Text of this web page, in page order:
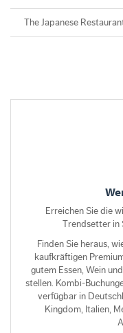
The Japanese
Erreichen Sie die
Trendsetter in
Finden Sie heraus,
kaufkräftigen
gutem Essen, Wein
stellen. Kombi-
verfügbar in
Kingdom, Italien,